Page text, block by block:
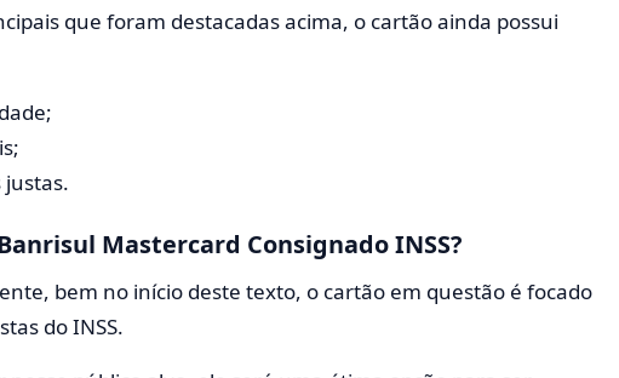
que foram destacadas acima, o cartão ainda possui
justas.
Mastercard Consignado INSS?
bem no início deste texto, o cartão em questão é focado
do INSS.